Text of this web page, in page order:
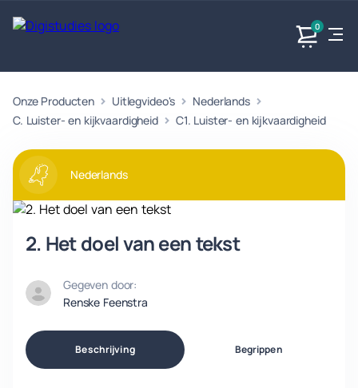
0
Exacte
vakken
Geen
vakken.
Taalvakken
Geen
vakken.
Maatschappijvakken
Onze Producten Uitlegvideo's
Nederlands
C. Luister- en kijkvaardigheid
C1. Luister- en kijkvaardigheid
Nederlands
2. Het doel van een tekst
Gegeven door:
Renske Feenstra
Beschrijving Begrippen